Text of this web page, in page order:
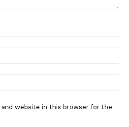
and website in this browser for the